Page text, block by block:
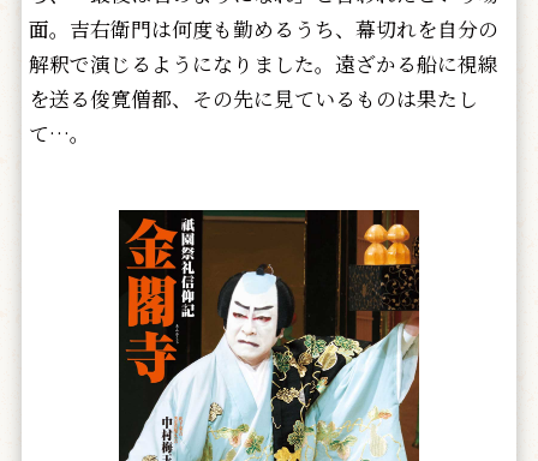
面。吉右衛門は何度も勤めるうち、幕切れを自分の
解釈で演じるようになりました。遠ざかる船に視線
を送る俊寛僧都、その先に見ているものは果たし
て…。